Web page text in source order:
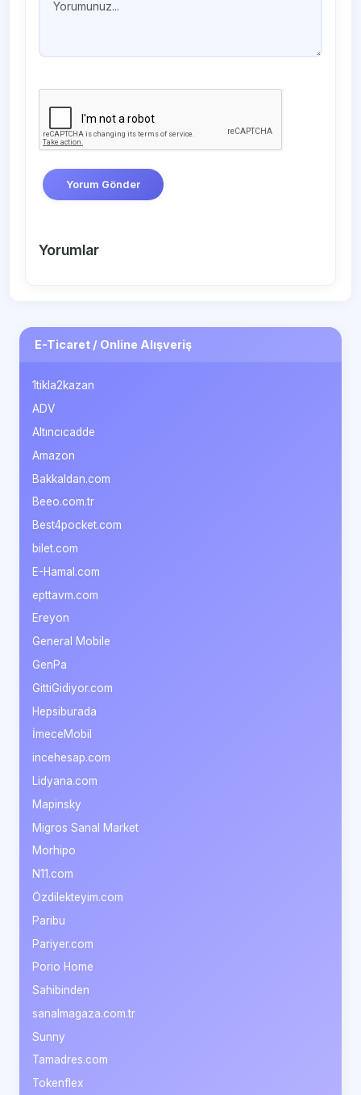
Yorum Gönder
Yorumlar
E-Ticaret / Online Alışveriş
1tikla2kazan
ADV
Altıncıcadde
Amazon
Bakkaldan.com
Beeo.com.tr
Best4pocket.com
bilet.com
E-Hamal.com
epttavm.com
Ereyon
General Mobile
GenPa
GittiGidiyor.com
Hepsiburada
İmeceMobil
incehesap.com
Lidyana.com
Mapinsky
Migros Sanal Market
Morhipo
N11.com
Özdilekteyim.com
Paribu
Pariyer.com
Porio Home
Sahibinden
sanalmagaza.com.tr
Sunny
Tamadres.com
Tokenflex